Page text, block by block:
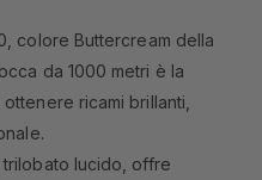
colore Buttercream della
da 1000 metri è la
ricami brillanti,
lucido, offre